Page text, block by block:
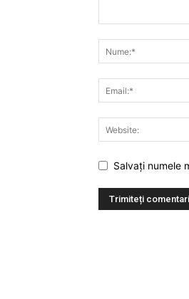
Salvați numele